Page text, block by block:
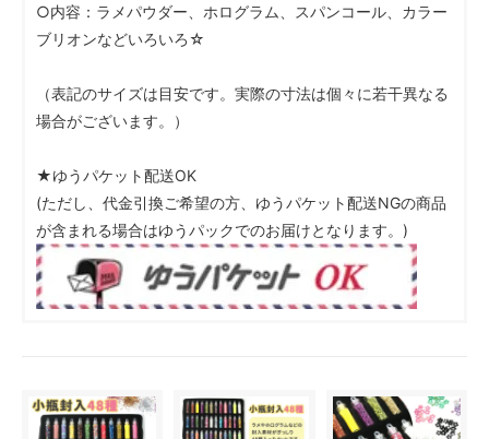
○内容：ラメパウダー、ホログラム、スパンコール、カラー
ブリオンなどいろいろ☆
（表記のサイズは目安です。実際の寸法は個々に若干異なる
場合がございます。）
★ゆうパケット配送OK
(ただし、代金引換ご希望の方、ゆうパケット配送NGの商品
が含まれる場合はゆうパックでのお届けとなります。)